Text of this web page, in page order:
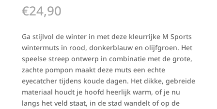
€24,90
Ga stijlvol de winter in met deze kleurrijke M Sports
wintermuts in rood, donkerblauw en olijfgroen. Het
speelse streep ontwerp in combinatie met de grote,
zachte pompon maakt deze muts een echte
eyecatcher tijdens koude dagen. Het dikke, gebreide
materiaal houdt je hoofd heerlijk warm, of je nu
langs het veld staat, in de stad wandelt of op de